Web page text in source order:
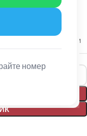
номер
0,5 мм